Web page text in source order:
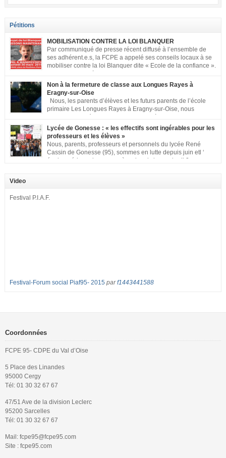
Pétitions
MOBILISATION CONTRE LA LOI BLANQUER
Par communiqué de presse récent diffusé à l’ensemble de
ses adhérent.e.s, la FCPE a appelé ses conseils locaux à se
mobiliser contre la loi Blanquer dite « Ecole de la confiance ».
met à votre disposition ce kit de mobilisation comprenant : 1 affiche
appelant […]
Non à la fermeture de classe aux Longues Rayes à
Eragny-sur-Oise
Nous, les parents d’élèves et les futurs parents de l’école
primaire Les Longues Rayes à Eragny-sur-Oise, nous
classe aux Longues Rayes ». Non à la dégradation continue des conditions
d’accueil et d’apprentissage de nos enfants à l’école primaire. Chaque
enfant a droit à […]
Lycée de Gonesse : « les effectifs sont ingérables pour les
professeurs et les élèves »
Nous, parents, professeurs et personnels du lycée René
Cassin de Gonesse (95), sommes en lutte depuis juin etl ‘
équipe pédagogique en grève depuis le vendredi 2
nombreuses classes de première et […]
Video
Festival P.I.A.F.
Festival-Forum social Piaf95- 2015 parf1443441588
Coordonnées
FCPE 95- CDPE du Val d’Oise
5 Place des Linandes
95000 Cergy
Tél: 01 30 32 67 67
47/51 Ave de la division Leclerc
95200 Sarcelles
Tél: 01 30 32 67 67
Mail: fcpe95@fcpe95.com
Site : fcpe95.com